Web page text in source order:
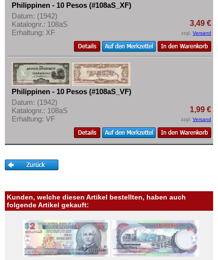
Philippinen - 10 Pesos (#108aS_XF)
Datum: (1942)
Katalognr.: 108aS
Erhaltung: XF
3,49 €
zzgl. Versand
Philippinen - 10 Pesos (#108aS_VF)
Datum: (1942)
Katalognr.: 108aS
Erhaltung: VF
1,99 €
zzgl. Versand
Kunden, welche diesen Artikel bestellten, haben auch
folgende Artikel gekauft: